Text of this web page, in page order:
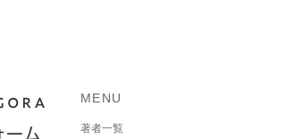
MENU
著者一覧